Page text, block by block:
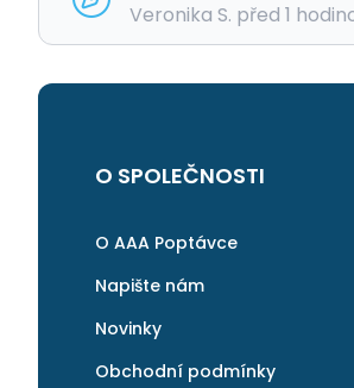
Veronika S. před 1
O SPOLEČNOSTI
O AAA Poptávce
Napište nám
Novinky
Obchodní podmínky